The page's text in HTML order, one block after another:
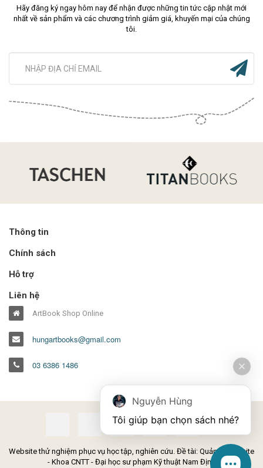
Hãy đăng ký ngay hôm nay để nhận được những tin tức cập nhật mới
nhất về sản phẩm và các chương trình giảm giá, khuyến mại của chúng
tôi.
Thông tin
Chính sách
Hỗ trợ
Liên hệ
ArtBook Shop Online
hungartbooks@gmail.com
03 6386 1486
Website thử nghiệm phục vụ học tập, nghiên cứu. Đề tài: Quản lý Website
- Khoa CNTT - Đại học sư phạm Kỹ thuật Nam Định
Nguyễn Hùng
Tôi giúp bạn chọn sách nhé?